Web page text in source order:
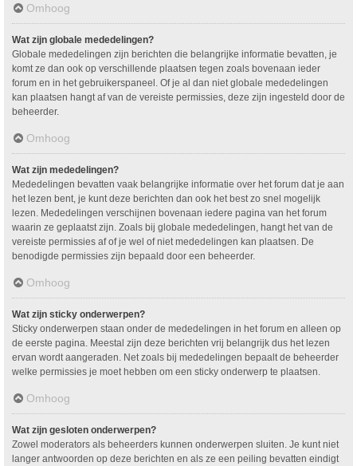
Omhoog
Wat zijn globale mededelingen?
Globale mededelingen zijn berichten die belangrijke informatie bevatten, je
komt ze dan ook op verschillende plaatsen tegen zoals bovenaan ieder
forum en in het gebruikerspaneel. Of je al dan niet globale mededelingen
kan plaatsen hangt af van de vereiste permissies, deze zijn ingesteld door de
beheerder.
Omhoog
Wat zijn mededelingen?
Mededelingen bevatten vaak belangrijke informatie over het forum dat je aan
het lezen bent, je kunt deze berichten dan ook het best zo snel mogelijk
lezen. Mededelingen verschijnen bovenaan iedere pagina van het forum
waarin ze geplaatst zijn. Zoals bij globale mededelingen, hangt het van de
vereiste permissies af of je wel of niet mededelingen kan plaatsen. De
benodigde permissies zijn bepaald door een beheerder.
Omhoog
Wat zijn sticky onderwerpen?
Sticky onderwerpen staan onder de mededelingen in het forum en alleen op
de eerste pagina. Meestal zijn deze berichten vrij belangrijk dus het lezen
ervan wordt aangeraden. Net zoals bij mededelingen bepaalt de beheerder
welke permissies je moet hebben om een sticky onderwerp te plaatsen.
Omhoog
Wat zijn gesloten onderwerpen?
Zowel moderators als beheerders kunnen onderwerpen sluiten. Je kunt niet
langer antwoorden op deze berichten en als ze een peiling bevatten eindigt